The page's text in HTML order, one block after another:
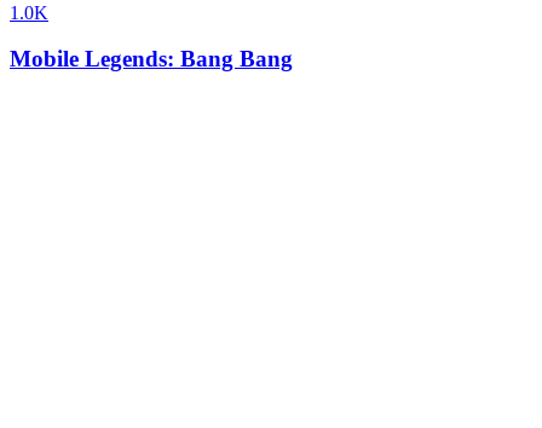
1.0K
Mobile Legends: Bang Bang